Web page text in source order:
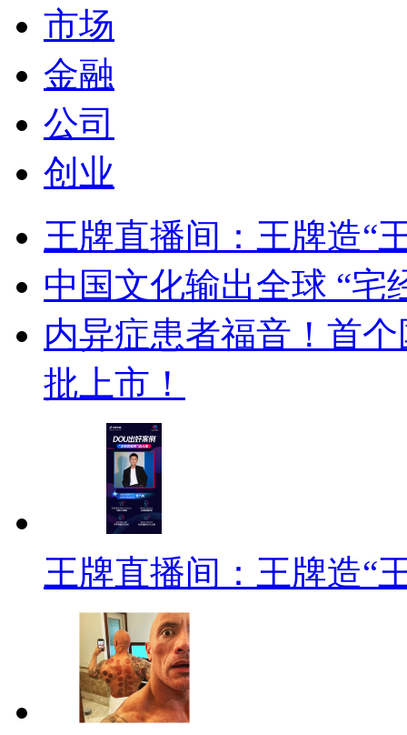
市场
金融
公司
创业
王牌直播间：王牌造“
中国文化输出全球 “宅
内异症患者福音！首
批上市！
王牌直播间：王牌造“